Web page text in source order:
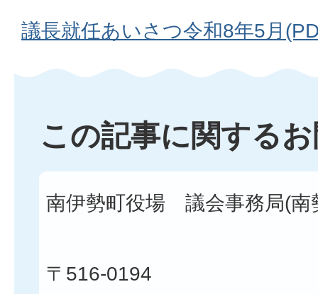
議長就任あいさつ令和8年5月
この記事に関する
南伊勢町役場 議会事務局(南
〒516-0194